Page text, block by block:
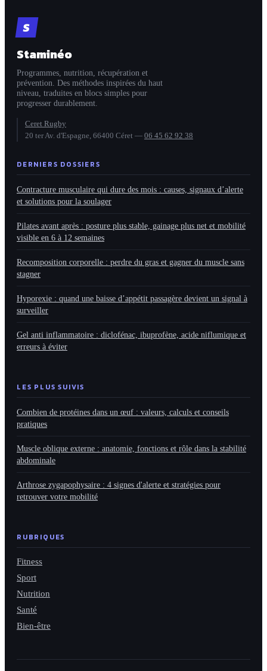
posture et affiner
sa nuque
S
Staminéo
Programmes, nutrition, récupération et
prévention. Des méthodes inspirées du haut
niveau, traduites en blocs simples pour
progresser durablement.
Ceret Rugby
20 ter Av. d'Espagne, 66400 Céret — 06 45 62 92 38
DERNIERS DOSSIERS
Contracture musculaire qui dure des mois : causes, signaux d’alerte
et solutions pour la soulager
Pilates avant après : posture plus stable, gainage plus net et mobilité
visible en 6 à 12 semaines
Recomposition corporelle : perdre du gras et gagner du muscle sans
stagner
Hyporexie : quand une baisse d’appétit passagère devient un signal à
surveiller
Gel anti inflammatoire : diclofénac, ibuprofène, acide niflumique et
erreurs à éviter
LES PLUS SUIVIS
Combien de protéines dans un œuf : valeurs, calculs et conseils
pratiques
Muscle oblique externe : anatomie, fonctions et rôle dans la stabilité
abdominale
Arthrose zygapophysaire : 4 signes d'alerte et stratégies pour
retrouver votre mobilité
RUBRIQUES
Fitness
Sport
Nutrition
Santé
Bien-être